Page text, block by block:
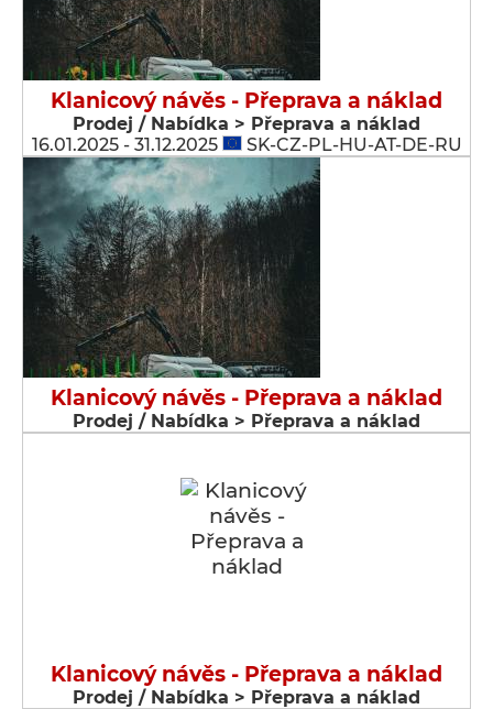
Klanicový návěs - Přeprava a náklad
Prodej / Nabídka > Přeprava a náklad
16.01.2025 - 31.12.2025
SK-CZ-PL-HU-AT-DE-RU
Klanicový návěs - Přeprava a náklad
Prodej / Nabídka > Přeprava a náklad
Klanicový návěs - Přeprava a náklad
Prodej / Nabídka > Přeprava a náklad